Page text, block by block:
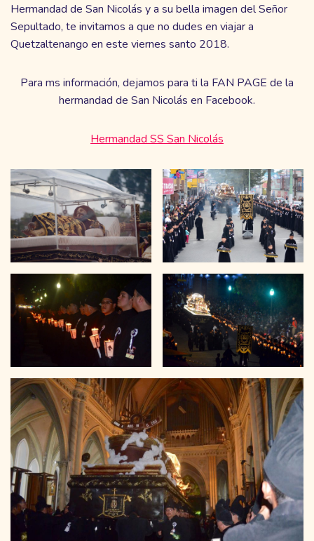
Hermandad de San Nicolás y a su bella imagen del Señor
Sepultado, te invitamos a que no dudes en viajar a
Quetzaltenango en este viernes santo 2018.
Para ms información, dejamos para ti la FAN PAGE de la
hermandad de San Nicolás en Facebook.
Hermandad SS San Nicolás